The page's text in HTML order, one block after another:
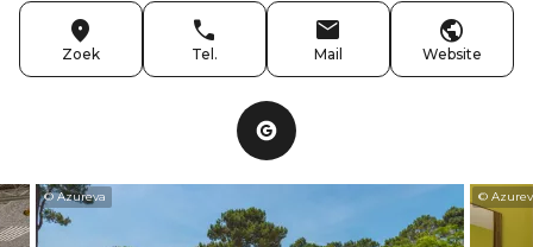
Zoek Tel. Mail Website
© Azureva ©